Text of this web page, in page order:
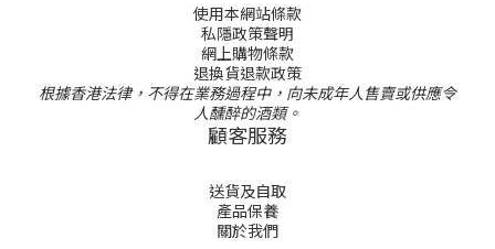
使用本網站條款
私隱政策聲明
網上購物條款
退換貨退款政策
根據香港法律，不得在業務過程中，向未成年人售賣或供應令
人醺醉的酒類。
顧客服務
送貨及自取
產品保養
關於我們